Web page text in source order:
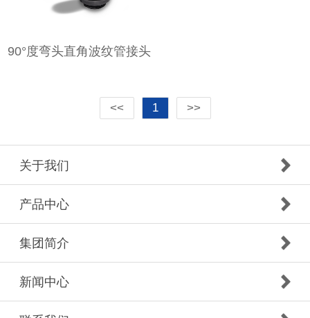
90°度弯头直角波纹管接头
<< 1 >>
关于我们
产品中心
集团简介
新闻中心